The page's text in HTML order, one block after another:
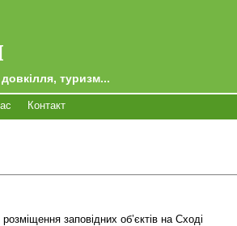
туризм...
Контакт
заповідних об’єктів на Cході